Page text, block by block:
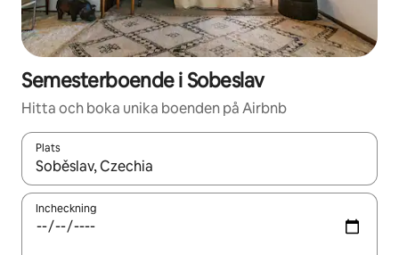
Semesterboende i Sobeslav
Hitta och boka unika boenden på Airbnb
Plats
När resultaten är tillgängliga kan du navigera med upp- och
Incheckning